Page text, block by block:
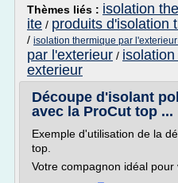
Thèmes liés : isolation
ite / produits d'isolation
/ isolation thermique par
par l'exterieur / isolation
exterieur
Découpe d'isolant
avec la ProCut top ...
Exemple d'utilisation de la
top.
Votre compagnon idéal pour